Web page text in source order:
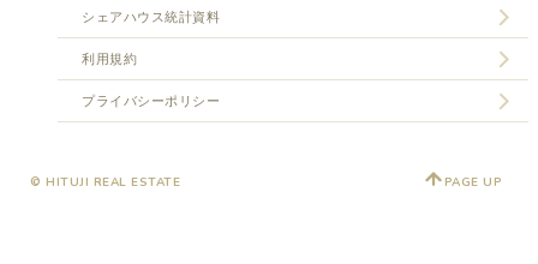
シェアハウス統計資料
利用規約
プライバシーポリシー
© HITUJI REAL ESTATE PAGE UP